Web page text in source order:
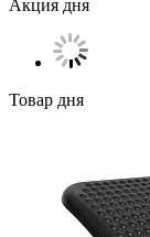
Акция дня
Товар дня